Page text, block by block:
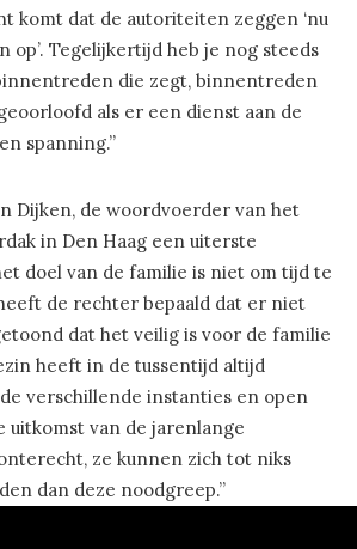
komt dat de autoriteiten zeggen ‘nu
op’. Tegelijkertijd heb je nog steeds
die zegt, binnentreden
als er een dienst aan de
spanning.”
Dijken, de woordvoerder van het
in Den Haag een uiterste
doel van de familie is niet om tijd te
de rechter bepaald dat er niet
dat het veilig is voor de familie
heeft in de tussentijd altijd
verschillende instanties en open
uitkomst van de jarenlange
ze kunnen zich tot niks
dan deze noodgreep.”